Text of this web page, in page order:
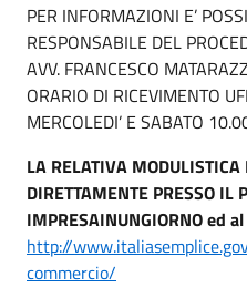
PER INFORMAZIONI E’
RESPONSABILE DEL
AVV. FRANCESCO
ORARIO DI RICEVIMENTO
MERCOLEDI’ E SABATO
LA RELATIVA MODULISTICA
DIRETTAMENTE PRESSO IL
IMPRESAINUNGIORNO ed
http://
commercio/